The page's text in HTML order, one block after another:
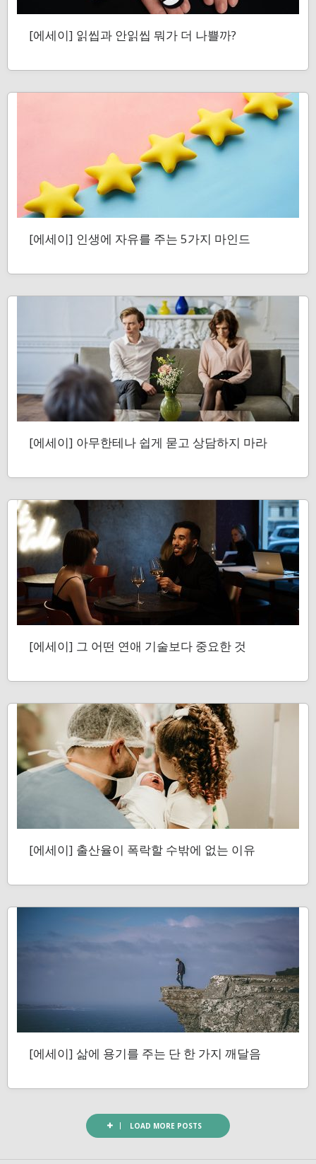
[에세이] 읽씹과 안읽씹 뭐가 더 나쁠까?
[에세이] 인생에 자유를 주는 5가지 마인드
[에세이] 아무한테나 쉽게 묻고 상담하지 마라
[에세이] 그 어떤 연애 기술보다 중요한 것
[에세이] 출산율이 폭락할 수밖에 없는 이유
[에세이] 삶에 용기를 주는 단 한 가지 깨달음
LOAD MORE POSTS